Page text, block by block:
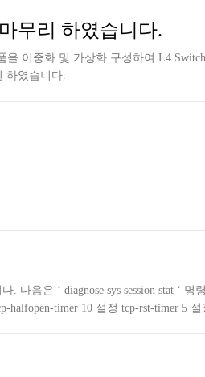
무리 하였습니다.
이중화 및 가상화 구성하여 L4
하였습니다.
다음은 ‘ diagnose sys session stat ‘
halfopen-timer 10 설정 tcp-rst-timer 5